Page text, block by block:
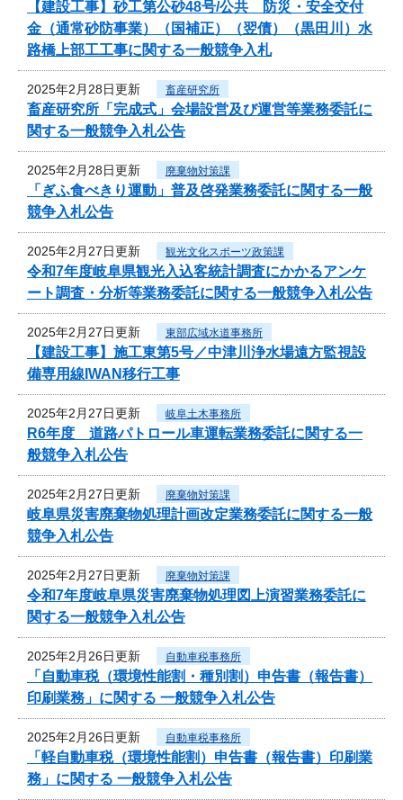
【建設工事】砂工第公砂48号/公共 防災・安全交付
金（通常砂防事業）（国補正）（翌債）（黒田川）水
路橋上部工工事に関する一般競争入札
2025年2月28日更新 畜産研究所
畜産研究所「完成式」会場設営及び運営等業務委託に
関する一般競争入札公告
2025年2月28日更新 廃棄物対策課
「ぎふ食べきり運動」普及啓発業務委託に関する一般
競争入札公告
2025年2月27日更新 観光文化スポーツ政策課
令和7年度岐阜県観光入込客統計調査にかかるアンケ
ート調査・分析等業務委託に関する一般競争入札公告
2025年2月27日更新 東部広域水道事務所
【建設工事】施工東第5号／中津川浄水場遠方監視設
備専用線IWAN移行工事
2025年2月27日更新 岐阜土木事務所
R6年度 道路パトロール車運転業務委託に関する一
般競争入札公告
2025年2月27日更新 廃棄物対策課
岐阜県災害廃棄物処理計画改定業務委託に関する一般
競争入札公告
2025年2月27日更新 廃棄物対策課
令和7年度岐阜県災害廃棄物処理図上演習業務委託に
関する一般競争入札公告
2025年2月26日更新 自動車税事務所
「自動車税（環境性能割・種別割）申告書（報告書）
印刷業務」に関する 一般競争入札公告
2025年2月26日更新 自動車税事務所
「軽自動車税（環境性能割）申告書（報告書）印刷業
務」に関する 一般競争入札公告